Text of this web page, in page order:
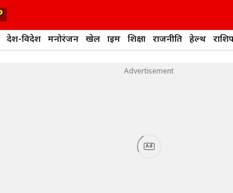
देश-विदेश मनोरंजन खेल क्राइम शिक्षा राजनीति हेल्थ
Advertisement
Ad